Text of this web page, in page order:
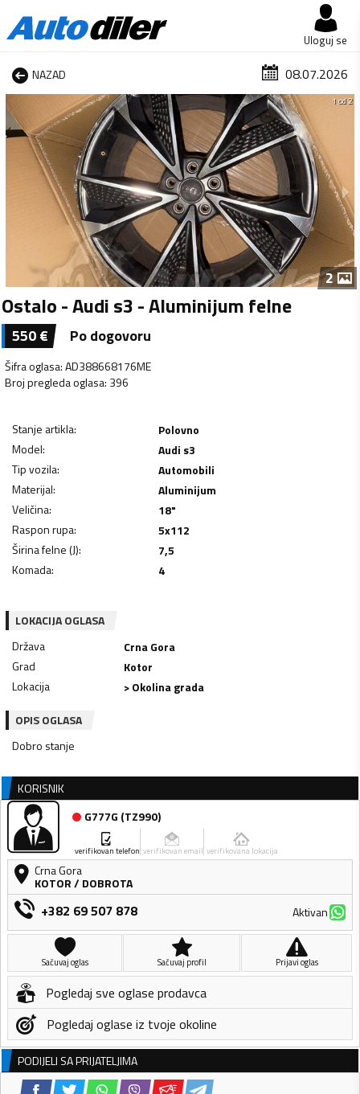
Uloguj se
NAZAD 08.07.2026
1 od 2
2
Ostalo - Audi s3 - Aluminijum felne
550€ Po dogovoru
Šifra oglasa:AD388668176ME
Broj pregleda oglasa: 396
Stanje artikla:
Polovno
Model:
Audi s3
Tip vozila:
Automobili
Materijal:
Aluminijum
Veličina:
18"
Raspon rupa:
5x112
Širina felne (J):
7,5
Komada: 4
LOKACIJA OGLASA
Država
Crna Gora
Grad
Kotor
Lokacija
> Okolina grada
OPIS OGLASA
Dobro stanje
KORISNIK
G777G (TZ990)
verifikovan telefon verifikovan email verifikovana lokacija
Crna Gora
KOTOR/ DOBROTA
+382 69 507 878 Aktivan
Sačuvaj oglas Sačuvaj profil Prijavi oglas
Pogledaj sve oglase prodavca
Pogledaj oglase iz tvoje okoline
PODIJELI SA PRIJATELJIMA